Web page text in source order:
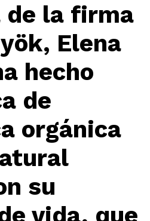
de la firma
Elena
hecho
de
orgánica
su
vida, que